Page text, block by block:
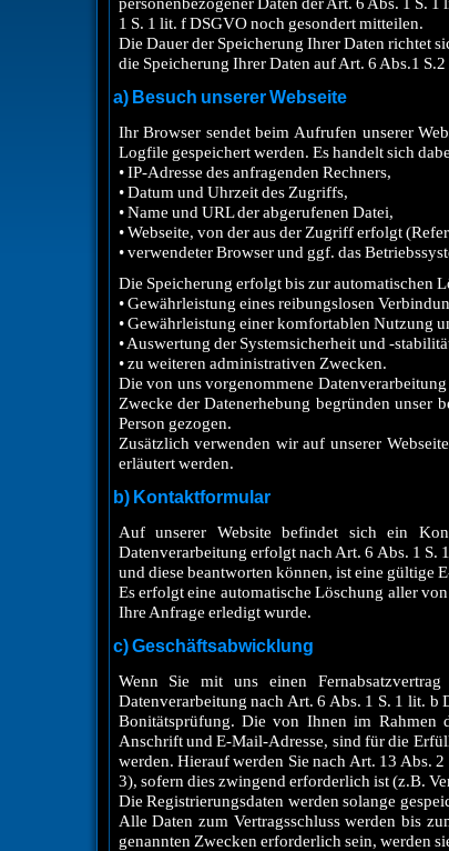
1 S. 1 lit. f DSGVO noch gesondert mitteilen.
Die Dauer der Speicherung Ihrer Daten richtet
die Speicherung Ihrer Daten auf Art. 6 Abs.1
a) Besuch unserer Webseite
Ihr Browser sendet beim Aufrufen unserer
Logfile gespeichert werden. Es handelt sich
• IP-Adresse des anfragenden Rechners,
• Datum und Uhrzeit des Zugriffs,
• Name und URL der abgerufenen Datei,
• Webseite, von der aus der Zugriff erfolgt
• verwendeter Browser und ggf. das
Die Speicherung erfolgt bis zur automatischen
• Gewährleistung eines reibungslosen
• Gewährleistung einer komfortablen Nutzung
• Auswertung der Systemsicherheit und -
• zu weiteren administrativen Zwecken.
Die von uns vorgenommene
Zwecke der Datenerhebung begründen unser
Person gezogen.
Zusätzlich verwenden wir auf unserer
erläutert werden.
b) Kontaktformular
Auf unserer Website befindet sich ein
Datenverarbeitung erfolgt nach Art. 6 Abs. 1
und diese beantworten können, ist eine gültige
Es erfolgt eine automatische Löschung aller
Ihre Anfrage erledigt wurde.
c) Geschäftsabwicklung
Wenn Sie mit uns einen
Datenverarbeitung nach Art. 6 Abs. 1 S. 1 lit. b
Bonitätsprüfung. Die von Ihnen im Rahmen
Anschrift und E-Mail-Adresse, sind für die
werden. Hierauf werden Sie nach Art. 13 Abs.
3), sofern dies zwingend erforderlich ist (z.B.
Die Registrierungsdaten werden solange
Alle Daten zum Vertragsschluss werden bis
genannten Zwecken erforderlich sein, werden